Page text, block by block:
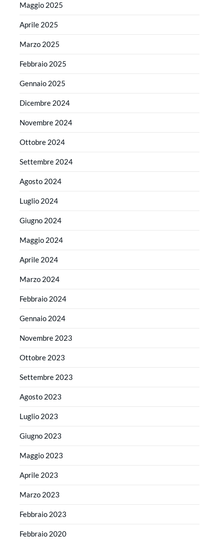
Maggio 2025
Aprile 2025
Marzo 2025
Febbraio 2025
Gennaio 2025
Dicembre 2024
Novembre 2024
Ottobre 2024
Settembre 2024
Agosto 2024
Luglio 2024
Giugno 2024
Maggio 2024
Aprile 2024
Marzo 2024
Febbraio 2024
Gennaio 2024
Novembre 2023
Ottobre 2023
Settembre 2023
Agosto 2023
Luglio 2023
Giugno 2023
Maggio 2023
Aprile 2023
Marzo 2023
Febbraio 2023
Febbraio 2020